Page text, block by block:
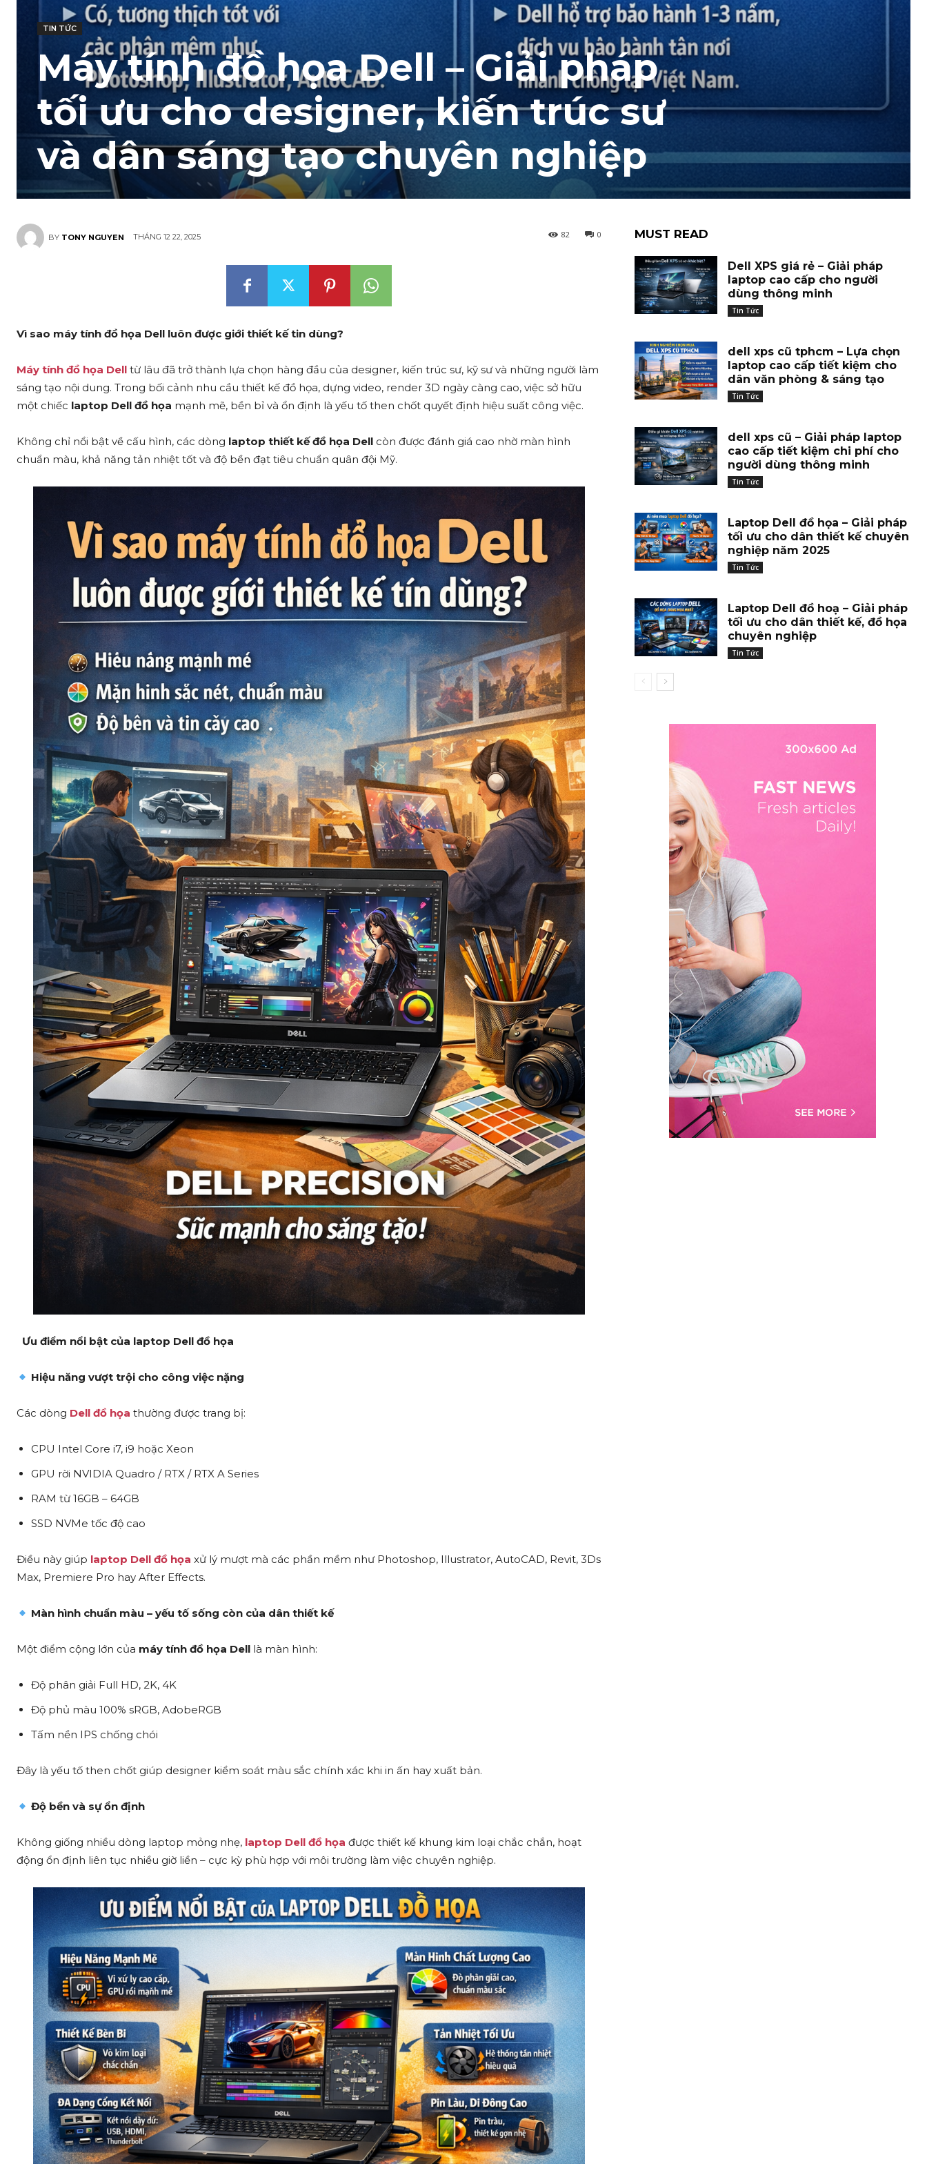
TIN TỨC
Máy tính đồ họa Dell – Giải pháp
tối ưu cho designer, kiến trúc sư
và dân sáng tạo chuyên nghiệp
BY TONY NGUYEN THÁNG 12 22, 2025 0
82
Vì sao máy tính đồ họa Dell luôn được giới thiết kế tin dùng?
Máy tính đồ họa Dell từ lâu đã trở thành lựa chọn hàng đầu của designer, kiến trúc sư, kỹ sư và những người làm
sáng tạo nội dung. Trong bối cảnh nhu cầu thiết kế đồ họa, dựng video, render 3D ngày càng cao, việc sở hữu
một chiếc laptop Dell đồ họa mạnh mẽ, bền bỉ và ổn định là yếu tố then chốt quyết định hiệu suất công việc.
Không chỉ nổi bật về cấu hình, các dòng laptop thiết kế đồ họa Dell còn được đánh giá cao nhờ màn hình
chuẩn màu, khả năng tản nhiệt tốt và độ bền đạt tiêu chuẩn quân đội Mỹ.
Ưu điểm nổi bật của laptop Dell đồ họa
Hiệu năng vượt trội cho công việc nặng
Các dòng Dell đồ họa thường được trang bị:
CPU Intel Core i7, i9 hoặc Xeon
GPU rời NVIDIA Quadro / RTX / RTX A Series
RAM từ 16GB – 64GB
SSD NVMe tốc độ cao
Điều này giúp laptop Dell đồ họa xử lý mượt mà các phần mềm như Photoshop, Illustrator, AutoCAD, Revit, 3Ds
Max, Premiere Pro hay After Effects.
Màn hình chuẩn màu – yếu tố sống còn của dân thiết kế
Một điểm cộng lớn của máy tính đồ họa Dell là màn hình:
Độ phân giải Full HD, 2K, 4K
Độ phủ màu 100% sRGB, AdobeRGB
Tấm nền IPS chống chói
Đây là yếu tố then chốt giúp designer kiểm soát màu sắc chính xác khi in ấn hay xuất bản.
Độ bền và sự ổn định
Không giống nhiều dòng laptop mỏng nhẹ, laptop Dell đồ họa được thiết kế khung kim loại chắc chắn, hoạt
động ổn định liên tục nhiều giờ liền – cực kỳ phù hợp với môi trường làm việc chuyên nghiệp.
MUST READ
Dell XPS giá rẻ – Giải pháp
laptop cao cấp cho người
dùng thông minh
Tin Tức
dell xps cũ tphcm – Lựa chọn
laptop cao cấp tiết kiệm cho
dân văn phòng & sáng tạo
Tin Tức
dell xps cũ – Giải pháp laptop
cao cấp tiết kiệm chi phí cho
người dùng thông minh
Tin Tức
Laptop Dell đồ họa – Giải pháp
tối ưu cho dân thiết kế chuyên
nghiệp năm 2025
Tin Tức
Laptop Dell đồ hoạ – Giải pháp
tối ưu cho dân thiết kế, đồ họa
chuyên nghiệp
Tin Tức